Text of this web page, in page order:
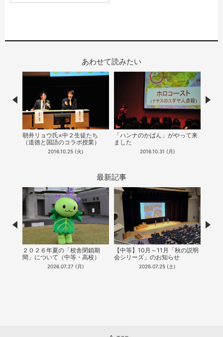
あわせて読みたい
朝井リョウ氏×中２生徒たち
（道徳と国語のコラボ授業）
2016.10.25 (火)
「ハンナのかばん」がやって来
ました
2016.10.31 (月)
最新記事
２０２６年夏の「校舎閉鎖期
間」について（中等・高校）
2026.07.27 (月)
【中等】10月～11月「秋の説明
会シリーズ」のお知らせ
2026.07.25 (土)
Prev